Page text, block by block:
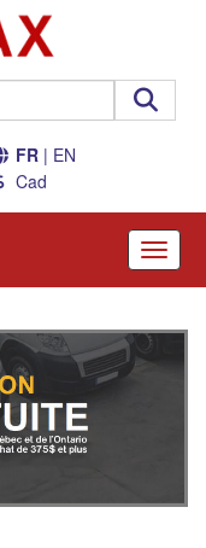
FR| EN
Cad
Toggle